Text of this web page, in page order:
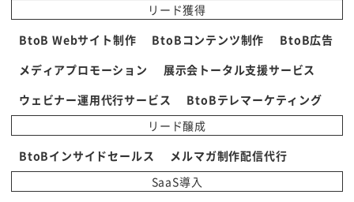
リード獲得
BtoB Webサイト制作
BtoBコンテンツ制作
BtoB広告
メディアプロモーション
展示会トータル支援サービス
ウェビナー運用代行サービス
BtoBテレマーケティング
リード醸成
BtoBインサイドセールス
メルマガ制作配信代行
SaaS導入